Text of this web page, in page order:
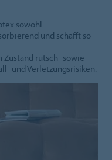
sowohl
und schafft so
Zustand rutsch- sowie
und Verletzungsrisiken.